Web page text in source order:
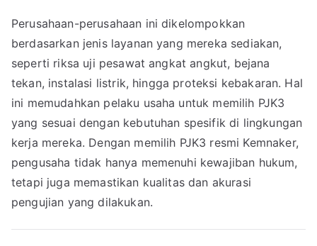
Perusahaan-perusahaan ini dikelompokkan
berdasarkan jenis layanan yang mereka sediakan,
seperti riksa uji pesawat angkat angkut, bejana
tekan, instalasi listrik, hingga proteksi kebakaran. Hal
ini memudahkan pelaku usaha untuk memilih PJK3
yang sesuai dengan kebutuhan spesifik di lingkungan
kerja mereka. Dengan memilih PJK3 resmi Kemnaker,
pengusaha tidak hanya memenuhi kewajiban hukum,
tetapi juga memastikan kualitas dan akurasi
pengujian yang dilakukan.